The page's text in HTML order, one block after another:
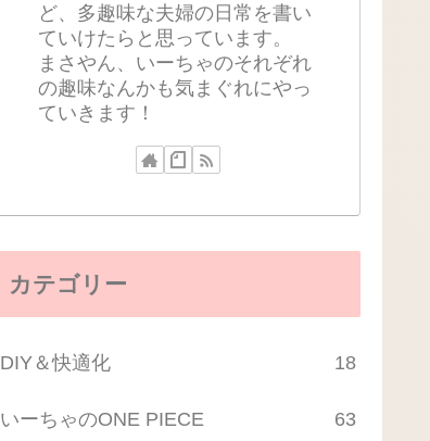
ど、多趣味な夫婦の日常を書い
ていけたらと思っています。
まさやん、いーちゃのそれぞれ
の趣味なんかも気まぐれにやっ
ていきます！
カテゴリー
DIY＆快適化 18
いーちゃのONE PIECE 63